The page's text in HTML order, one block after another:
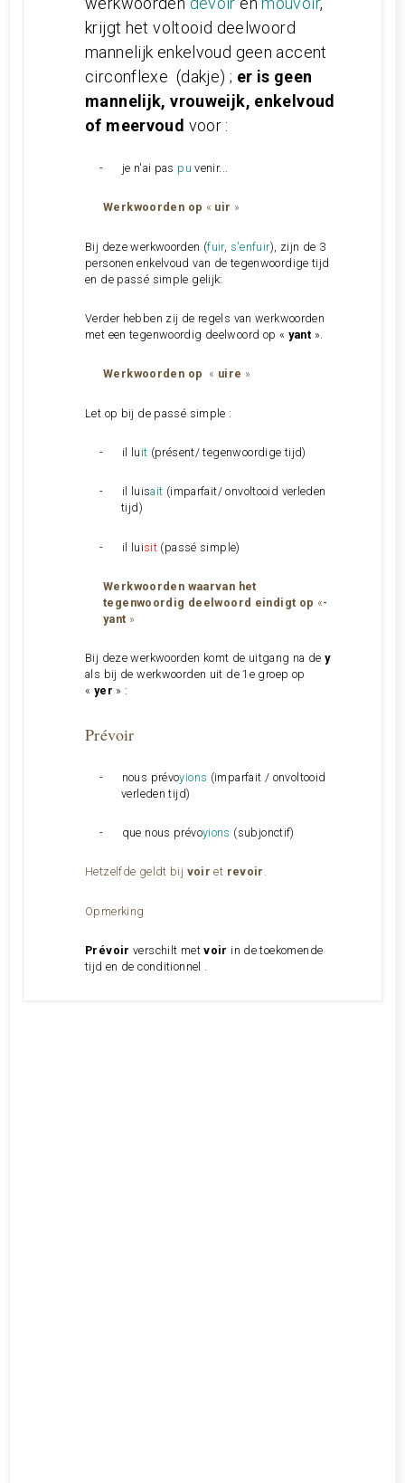
krijgt het voltooid deelwoord
mannelijk enkelvoud geen accent
circonflexe (dakje) ; er is geen
mannelijk, vrouweijk, enkelvoud
of meervoud voor :
- je n'ai pas pu venir...
Werkwoorden op « uir »
Bij deze werkwoorden (fuir, s'enfuir), zijn de 3
personen enkelvoud van de tegenwoordige tijd
en de passé simple gelijk:
Verder hebben zij de regels van werkwoorden
met een tegenwoordig deelwoord op « yant ».
Werkwoorden op « uire »
Let op bij de passé simple :
- il lu it (présent/ tegenwoordige tijd)
- il luisait (imparfait/ onvoltooid verleden
tijd)
- il luisit (passé simple)
Werkwoorden waarvan het
tegenwoordig deelwoord eindigt op «-
yant »
Bij deze werkwoorden komt de uitgang na dey
als bij de werkwoorden uit de 1e groep op
« yer » :
Prévoir
- nous prévoyions (imparfait / onvoltooid
verleden tijd)
- que nous prévoyions (subjonctif)
Hetzelfde geldt bij voiret revoir .
Opmerking
Prévoir verschilt metvoir in de toekomende
tijd en de conditionnel .